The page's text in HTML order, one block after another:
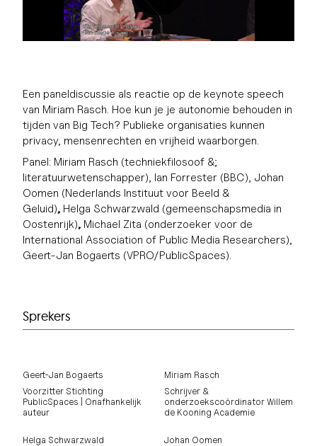
Een paneldiscussie als reactie op de keynote speech
van Miriam Rasch. Hoe kun je je autonomie behouden in
tijden van Big Tech? Publieke organisaties kunnen
privacy, mensenrechten en vrijheid waarborgen.
Panel: Miriam Rasch (techniekfilosoof &;
literatuurwetenschapper), Ian Forrester (BBC), Johan
Oomen (Nederlands Instituut voor Beeld &
Geluid), Helga Schwarzwald (gemeenschapsmedia in
Oostenrijk), Michael Zita (onderzoeker voor de
International Association of Public Media Researchers),
Geert-Jan Bogaerts (VPRO/PublicSpaces).
Sprekers
Geert-Jan Bogaerts
Voorzitter Stichting
PublicSpaces | Onafhankelijk
auteur
Miriam Rasch
Schrijver &
onderzoekscoördinator Willem
de Kooning Academie
Helga Schwarzwald
Johan Oomen